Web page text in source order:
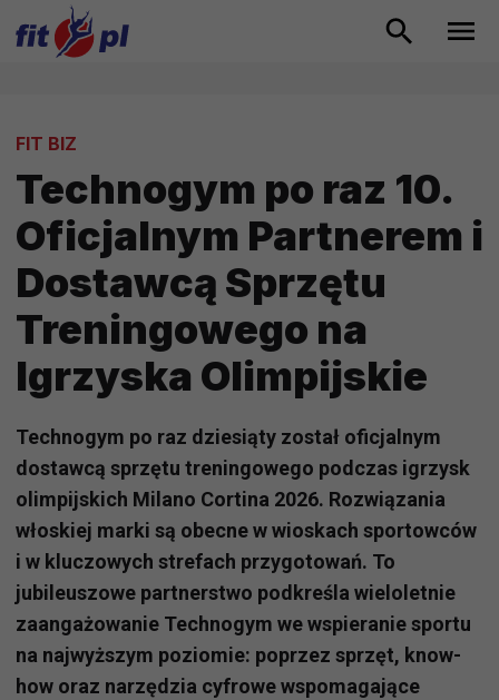
FIT BIZ
Technogym po raz 10.
Oficjalnym Partnerem i
Dostawcą Sprzętu
Treningowego na
Igrzyska Olimpijskie
Technogym po raz dziesiąty został oficjalnym
dostawcą sprzętu treningowego podczas igrzysk
olimpijskich Milano Cortina 2026. Rozwiązania
włoskiej marki są obecne w wioskach sportowców
i w kluczowych strefach przygotowań. To
jubileuszowe partnerstwo podkreśla wieloletnie
zaangażowanie Technogym we wspieranie sportu
na najwyższym poziomie: poprzez sprzęt, know-
how oraz narzędzia cyfrowe wspomagające